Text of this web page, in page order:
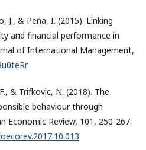
J., & Peña, I. (2015). Linking
and financial performance in
of International Management,
& Trifkovic, N. (2018). The
behaviour through
Economic Review, 101, 250-267.